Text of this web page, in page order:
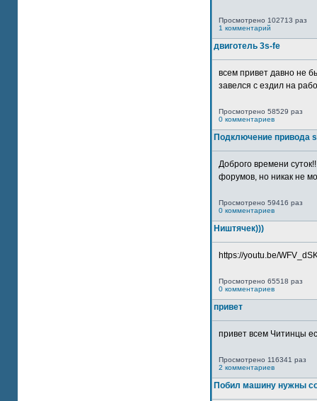
Просмотрено 102713 раз
1 комментарий
двиготель 3s-fe
всем привет давно не
завелся с ездил на
Просмотрено 58529 раз
0 комментариев
Подключение привода
Доброго времени
форумов, но никак не
Просмотрено 59416 раз
0 комментариев
Ништячек)))
https://youtu.be/
Просмотрено 65518 раз
0 комментариев
привет
привет всем Читинцы
Просмотрено 116341 раз
2 комментариев
Побил машину нужны